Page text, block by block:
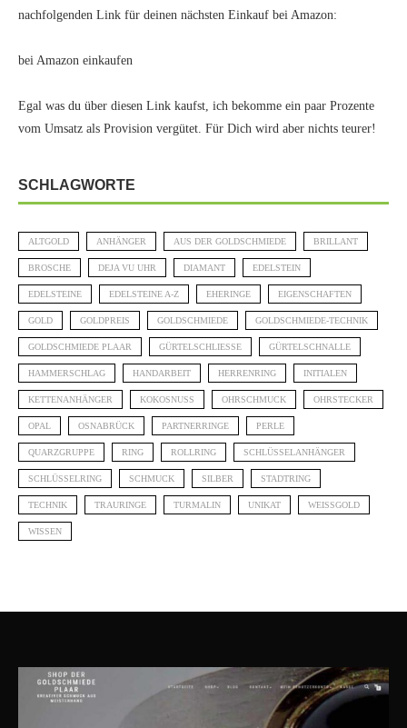
nachfolgenden Link für deinen nächsten Einkauf bei Amazon:
bei Amazon einkaufen
Egal was du über diesen Link kaufst, ich bekomme ein paar Prozente
vom Umsatz als Provision vergütet. Für Dich wird aber nichts teurer!
SCHLAGWORTE
ALTGOLD ANHÄNGER AUS DER GOLDSCHMIEDE BRILLANT
BROSCHE DEJA VU UHR DIAMANT EDELSTEIN
EDELSTEINE EDELSTEINE A-Z EHERINGE EIGENSCHAFTEN
GOLD GOLDPREIS GOLDSCHMIEDE GOLDSCHMIEDE-TECHNIK
GOLDSCHMIEDE PLAAR GÜRTELSCHLIESSE GÜRTELSCHNALLE
HAMMERSCHLAG HANDARBEIT HERRENRING INITIALEN
KETTENANHÄNGER KOKOSNUSS OHRSCHMUCK OHRSTECKER
OPAL OSNABRÜCK PARTNERRINGE PERLE
QUARZGRUPPE RING ROLLRING SCHLÜSSELANHÄNGER
SCHLÜSSELRING SCHMUCK SILBER STADTRING
TECHNIK TRAURINGE TURMALIN UNIKAT WEISSGOLD
WISSEN